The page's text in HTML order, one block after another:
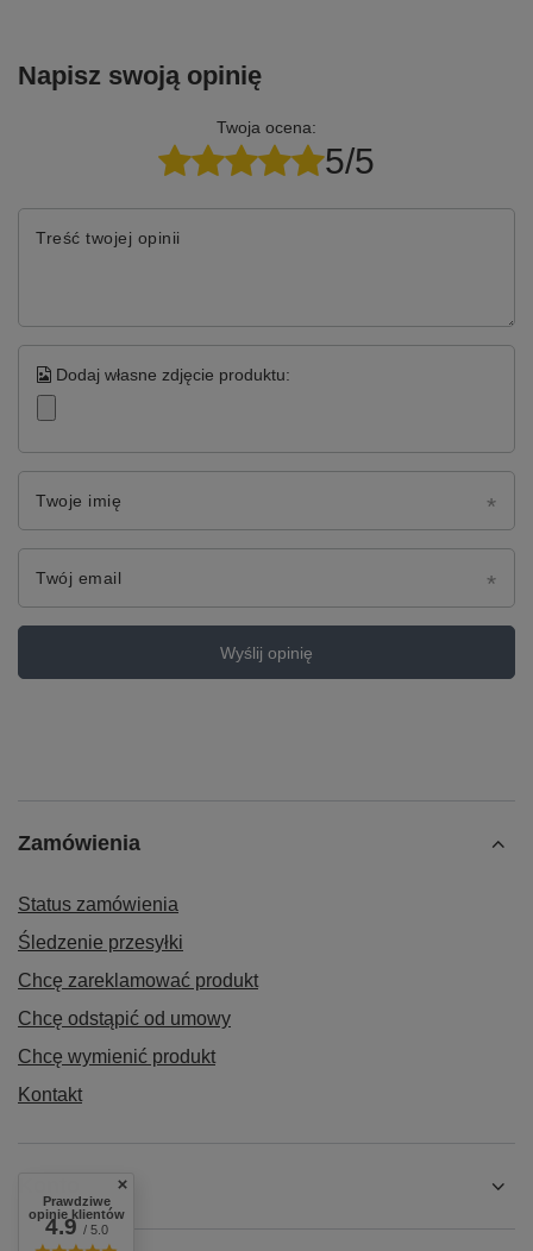
Napisz swoją opinię
Twoja ocena:
5/5
Treść twojej opinii
Dodaj własne zdjęcie produktu:
Twoje imię
Twój email
Wyślij opinię
Zamówienia
Status zamówienia
Śledzenie przesyłki
Chcę zareklamować produkt
Chcę odstąpić od umowy
Chcę wymienić produkt
Kontakt
Prawdziwe
opinie klientów
4.9/ 5.0